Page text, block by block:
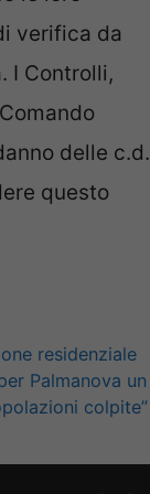
verifica da
I Controlli,
delle c.d.
questo
residenziale
Palmanova un
colpite”